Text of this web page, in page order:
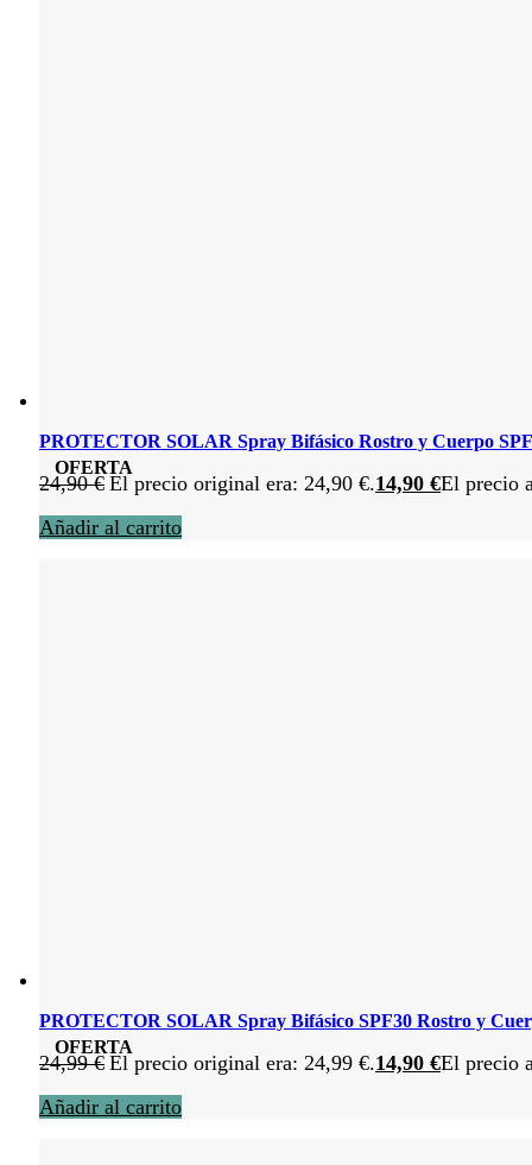
OFERTA
PROTECTOR SOLAR Spray Bifásico Rostro y Cuerpo
24,90€ El precio original era: 24,90 €.14,90 €El precio
Añadir al carrito
OFERTA
PROTECTOR SOLAR Spray Bifásico SPF30 Rostro y
24,99€ El precio original era: 24,99 €.14,90 €El precio
Añadir al carrito